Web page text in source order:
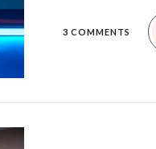
3 COMMENTS